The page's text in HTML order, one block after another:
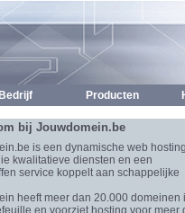
Bedrijf Producten
bij Jouwdomein.be
is een dynamische web
kwalitatieve diensten en een
service koppelt aan schappelijke
heeft meer dan 20.000 domeinen
en voorziet hosting voor meer